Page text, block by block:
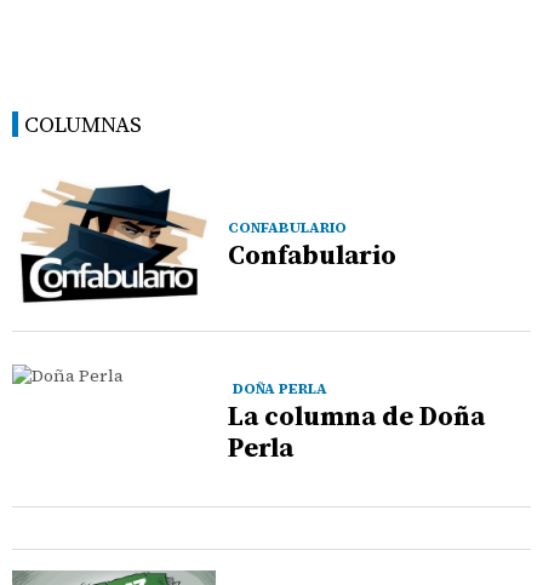
COLUMNAS
CONFABULARIO
Confabulario
DOÑA PERLA
La columna de Doña
Perla